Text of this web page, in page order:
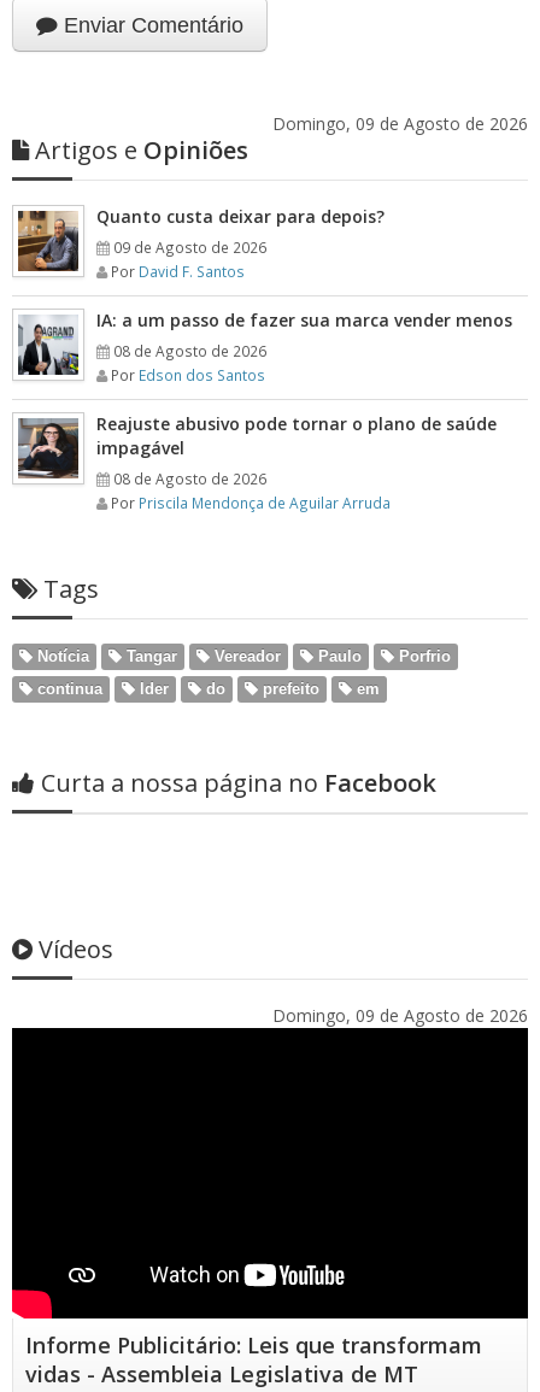
Enviar Comentário
Domingo, 09 de Agosto de 2026
Artigos e Opiniões
Quanto custa deixar para depois?
09 de Agosto de 2026
Por David F. Santos
IA: a um passo de fazer sua marca vender menos
08 de Agosto de 2026
Por Edson dos Santos
Reajuste abusivo pode tornar o plano de saúde
impagável
08 de Agosto de 2026
Por Priscila Mendonça de Aguilar Arruda
Tags
Notícia Tangar Vereador Paulo
Porfrio
continua
lder do prefeito em
Curta a nossa página no Facebook
Vídeos
Domingo, 09 de Agosto de 2026
Informe Publicitário: Leis que transformam
vidas - Assembleia Legislativa de MT